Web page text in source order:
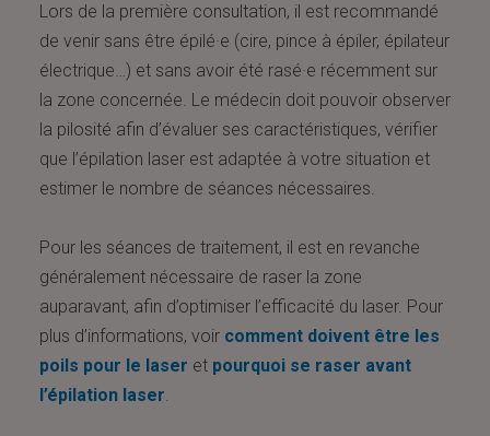
Lors de la première consultation, il est recommandé
de venir sans être épilé·e (cire, pince à épiler, épilateur
électrique…) et sans avoir été rasé·e récemment sur
la zone concernée. Le médecin doit pouvoir observer
la pilosité afin d’évaluer ses caractéristiques, vérifier
que l’épilation laser est adaptée à votre situation et
estimer le nombre de séances nécessaires.
Pour les séances de traitement, il est en revanche
généralement nécessaire de raser la zone
auparavant, afin d’optimiser l’efficacité du laser. Pour
plus d’informations, voir comment doivent être les
poils pour le laser et pourquoi se raser avant
l’épilation laser.